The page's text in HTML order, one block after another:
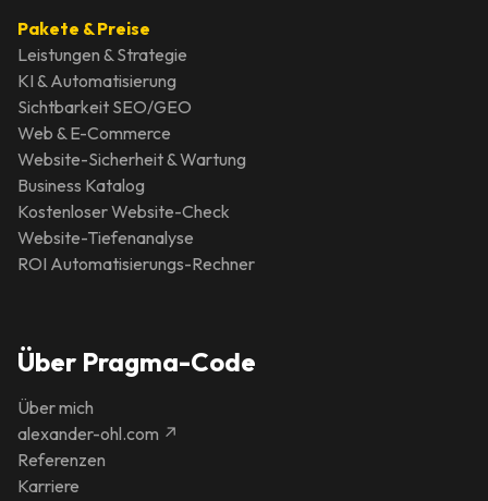
Pakete & Preise
Leistungen & Strategie
KI & Automatisierung
Sichtbarkeit SEO/GEO
Web & E-Commerce
Website-Sicherheit & Wartung
Business Katalog
Kostenloser Website-Check
Website-Tiefenanalyse
ROI Automatisierungs-Rechner
Über Pragma-Code
Über mich
alexander-ohl.com ↗
Referenzen
Karriere